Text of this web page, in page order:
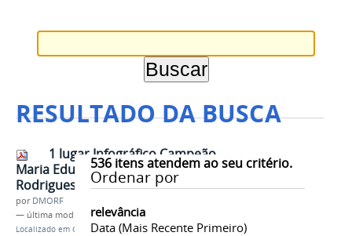
RESULTADO DA BUSCA
536itens atendem ao seu critério.
Ordenar por
relevância
Data (mais Recente Primeiro)
1 lugar Infográfico Campeão
Maria Eduarda Lopes e Tayene
Rodrigues.pdf
por DMORF
— última modificação20/03/2024 06h48
Localizado em Contents /Documentos